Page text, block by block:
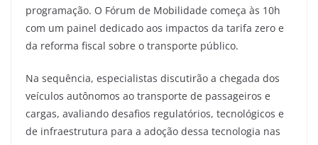
programação. O Fórum de Mobilidade começa às 10h
com um painel dedicado aos impactos da tarifa zero e
da reforma fiscal sobre o transporte público.
Na sequência, especialistas discutirão a chegada dos
veículos autônomos ao transporte de passageiros e
cargas, avaliando desafios regulatórios, tecnológicos e
de infraestrutura para a adoção dessa tecnologia nas